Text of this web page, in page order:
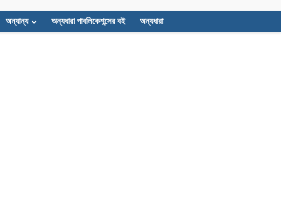
অন্যান্য অন্যধারা পাবলিকেশন্সের বই অন্যধারা